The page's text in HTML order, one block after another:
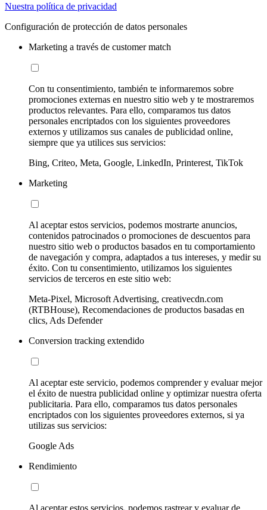
Nuestra política de privacidad
Configuración de protección de datos personales
Marketing a través de customer match
Con tu consentimiento, también te informaremos sobre
promociones externas en nuestro sitio web y te mostraremos
productos relevantes. Para ello, comparamos tus datos
personales encriptados con los siguientes proveedores
externos y utilizamos sus canales de publicidad online,
siempre que ya utilices sus servicios:
Bing, Criteo, Meta, Google, LinkedIn, Printerest, TikTok
Marketing
Al aceptar estos servicios, podemos mostrarte anuncios,
contenidos patrocinados o promociones de descuentos para
nuestro sitio web o productos basados en tu comportamiento
de navegación y compra, adaptados a tus intereses, y medir su
éxito. Con tu consentimiento, utilizamos los siguientes
servicios de terceros en este sitio web:
Meta-Pixel, Microsoft Advertising, creativecdn.com
(RTBHouse), Recomendaciones de productos basadas en
clics, Ads Defender
Conversion tracking extendido
Al aceptar este servicio, podemos comprender y evaluar mejor
el éxito de nuestra publicidad online y optimizar nuestra oferta
publicitaria. Para ello, comparamos tus datos personales
encriptados con los siguientes proveedores externos, si ya
utilizas sus servicios:
Google Ads
Rendimiento
Al aceptar estos servicios, podemos rastrear y evaluar de